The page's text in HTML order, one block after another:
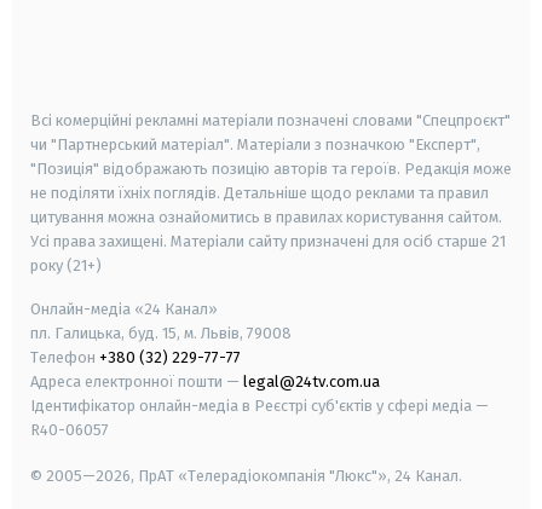
Всі комерційні рекламні матеріали позначені словами "Спецпроєкт"
чи "Партнерський матеріал". Матеріали з позначкою "Експерт",
"Позиція" відображають позицію авторів та героїв. Редакція може
не поділяти їхніх поглядів. Детальніше щодо реклами та правил
цитування можна ознайомитись в правилах користування сайтом.
Усі права захищені. Матеріали сайту призначені для осіб старше 21
року (21+)
Онлайн-медіа «24 Канал»
пл. Галицька, буд. 15, м. Львів, 79008
Телефон +380 (32) 229-77-77
Адреса електронної пошти — legal@24tv.com.ua
Ідентифікатор онлайн-медіа в Реєстрі суб'єктів у сфері медіа —
R40-06057
© 2005—2026, ПрАТ «Телерадіокомпанія "Люкс"», 24 Канал.